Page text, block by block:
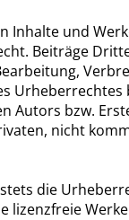
Inhalte und
Beiträge
Autors bzw.
nicht
die
lizenzfreie